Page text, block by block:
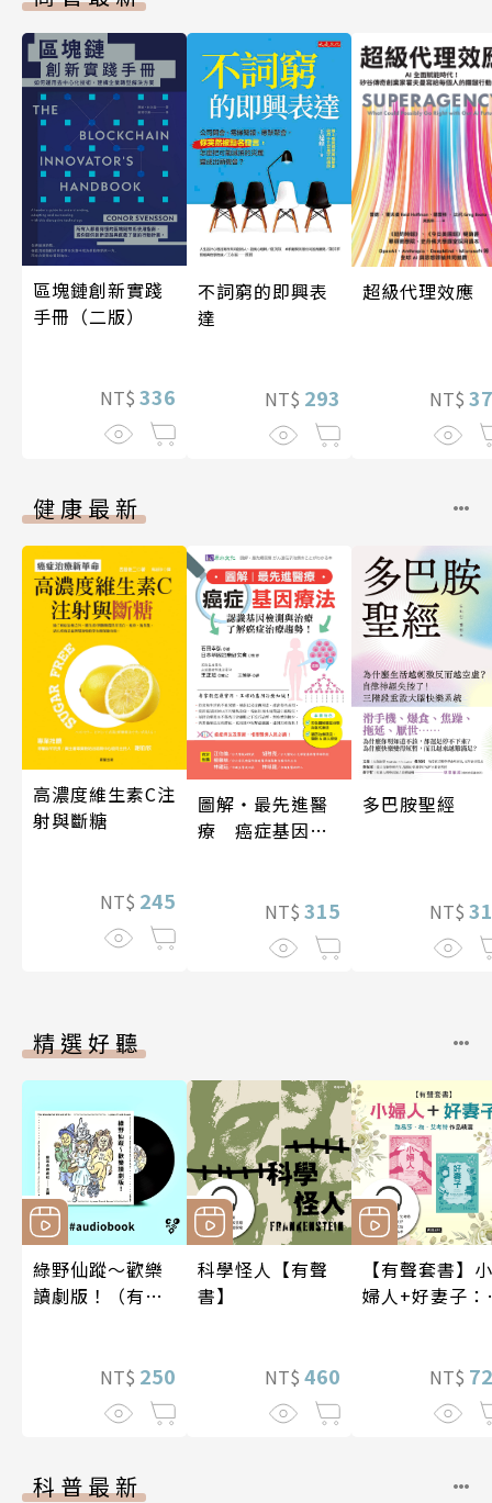
區塊鏈創新實踐
手冊（二版）
NT$ 336
不詞窮的即興表
達
NT$ 293
超級代理效應
NT$
健康最新
高濃度維生素C注
射與斷糖
NT$ 245
圖解‧最先進醫
療 癌症基因療
NT$ 315
多巴胺聖經
NT$
精選好聽
綠野仙蹤～歡樂
讀劇版！（有聲
NT$ 250
科學怪人【有聲
書】
NT$ 460
【有聲套書】小
婦人+好妻子：
NT$
科普最新